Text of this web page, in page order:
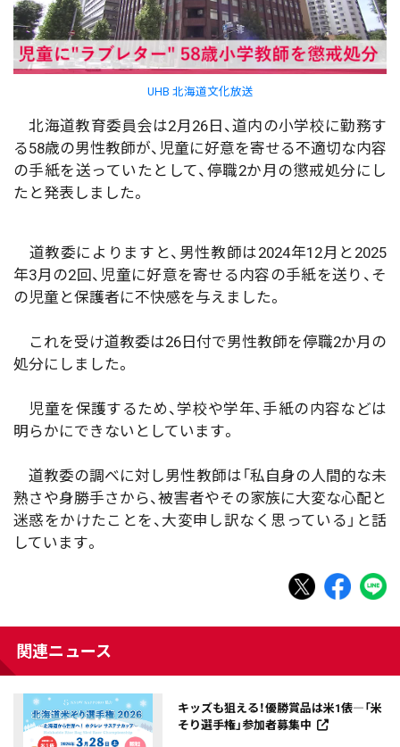
UHB 北海道文化放送
北海道教育委員会は2月26日、道内の小学校に勤務す
る58歳の男性教師が、児童に好意を寄せる不適切な内容
の手紙を送っていたとして、停職2か月の懲戒処分にし
たと発表しました。
道教委によりますと、男性教師は2024年12月と2025
年3月の2回、児童に好意を寄せる内容の手紙を送り、そ
の児童と保護者に不快感を与えました。
これを受け道教委は26日付で男性教師を停職2か月の
処分にしました。
児童を保護するため、学校や学年、手紙の内容などは
明らかにできないとしています。
道教委の調べに対し男性教師は「私自身の人間的な未
熟さや身勝手さから、被害者やその家族に大変な心配と
迷惑をかけたことを、大変申し訳なく思っている」と話
しています。
関連ニュース
キッズも狙える！優勝賞品は米1俵―「米
そり選手権」参加者募集中